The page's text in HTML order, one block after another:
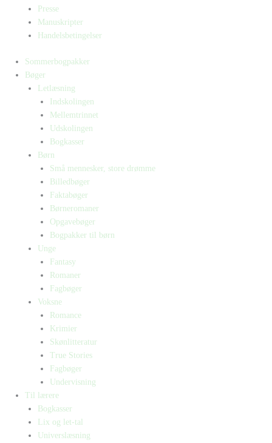
Presse
Manuskripter
Handelsbetingelser
Sommerbogpakker
Bøger
Letlæsning
Indskolingen
Mellemtrinnet
Udskolingen
Bogkasser
Børn
Små mennesker, store drømme
Billedbøger
Faktabøger
Børneromaner
Opgavebøger
Bogpakker til børn
Unge
Fantasy
Romaner
Fagbøger
Voksne
Romance
Krimier
Skønlitteratur
True Stories
Fagbøger
Undervisning
Til lærere
Bogkasser
Lix og let-tal
Universlæsning